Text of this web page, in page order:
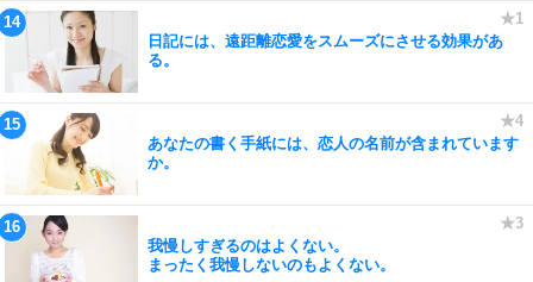
日記には、遠距離恋愛をスムーズにさせる効果があ
る。
あなたの書く手紙には、恋人の名前が含まれています
か。
我慢しすぎるのはよくない。
まったく我慢しないのもよくない。